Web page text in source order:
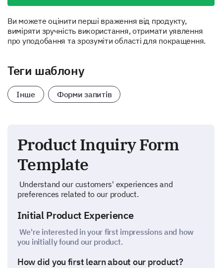
Ви можете оцінити перші враження від продукту,
виміряти зручність використання, отримати уявлення
про уподобання та зрозуміти області для покращення.
Теги шаблону
Інше Форми запитів
Product Inquiry Form
Template
Understand our customers' experiences and
preferences related to our product.
Initial Product Experience
We're interested in your first impressions and how
you initially found our product.
How did you first learn about our product?